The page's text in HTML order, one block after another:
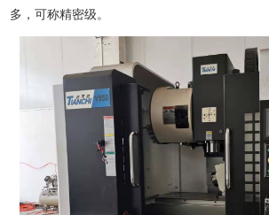
多，可称精密级。